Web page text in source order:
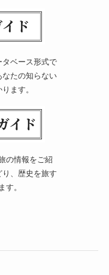
ベース形式で
なたの知らない
ます。
の情報をご紹
、歴史を旅す
す。